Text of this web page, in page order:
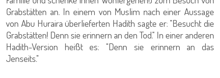
Grabstätten an. In einem von Muslim nach einer Aussage
von Abu Huraira überlieferten Hadith sagte er: "Besucht die
Grabstätten! Denn sie erinnern an den Tod." In einer anderen
Hadith-Version heißt es: "Denn sie erinnern an das
Jenseits."